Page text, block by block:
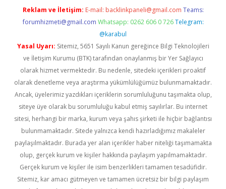
Reklam ve İletişim: E-mail: backlinkpaneli@gmail.com Teams:
forumhizmeti@gmail.com Whatsapp: 0262 606 0 726 Telegram:
@karabul
Yasal Uyarı: Sitemiz, 5651 Sayılı Kanun gereğince Bilgi Teknolojileri
ve İletişim Kurumu (BTK) tarafından onaylanmış bir Yer Sağlayıcı
olarak hizmet vermektedir. Bu nedenle, sitedeki içerikleri proaktif
olarak denetleme veya araştırma yükümlülüğümüz bulunmamaktadır.
Ancak, üyelerimiz yazdıkları içeriklerin sorumluluğunu taşımakta olup,
siteye üye olarak bu sorumluluğu kabul etmiş sayılırlar. Bu internet
sitesi, herhangi bir marka, kurum veya şahıs şirketi ile hiçbir bağlantısı
bulunmamaktadır. Sitede yalnızca kendi hazırladığımız makaleler
paylaşılmaktadır. Burada yer alan içerikler haber niteliği taşımamakta
olup, gerçek kurum ve kişiler hakkında paylaşım yapılmamaktadır.
Gerçek kurum ve kişiler ile isim benzerlikleri tamamen tesadüfidir.
Sitemiz, kar amacı gütmeyen ve tamamen ücretsiz bir bilgi paylaşım